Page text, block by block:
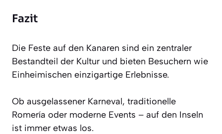
Fazit
Die Feste auf den Kanaren sind ein zentraler
Bestandteil der Kultur und bieten Besuchern wie
Einheimischen einzigartige Erlebnisse.
Ob ausgelassener Karneval, traditionelle
Romería oder moderne Events – auf den Inseln
ist immer etwas los.